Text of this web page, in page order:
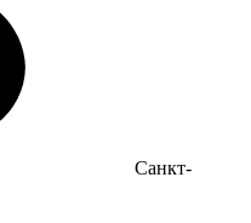
Санкт-